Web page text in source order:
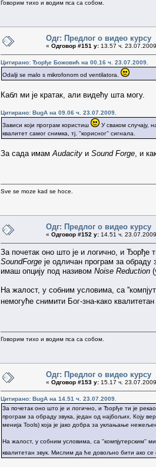
Говорим тихо и водим пса са собом.
Одг: Предлог о видео курсу
« Одговор #151 у: 13.57 ч.
Цитирано: Ђорђе Божовић на 00.16 ч. 23.07.2009.
Odalji se malo s mikrofonom od ventilatora.
Кабл ми је кратак, али видећу шта могу.
Цитирано: BugA на 09.06 ч. 23.07.2009.
Зависи који програм користиш
У сваком случају,
квалитет самог снимка, тј. ''корисног'' сигнала.
За сада имам Audacity и Sound Forge , и
Sve se moze kad se hoce.
Одг: Предлог о видео курсу
« Одговор #152 у: 14.51 ч.
За почетак оно што је и логично, и
SoundForge је одличан програм за обраду
имаш опцију под називом Noise Reduction
На жалост, у собним условима, са
немогуће снимити Бог-зна-како
Говорим тихо и водим пса са собом.
Одг: Предлог о видео курсу
« Одговор #153 у: 15.17 ч.
Цитирано: BugA на 14.51 ч. 23.07.2009.
За почетак оно што је и логично, и Ђорђе ти је
програм за обраду звука, један од најбољих. Коју
менија Tools) која је јако добра за уклањање
На жалост, у собним условима, са ''компјутерским''
квалитетан звук. Мислим да ће довољно бити ако